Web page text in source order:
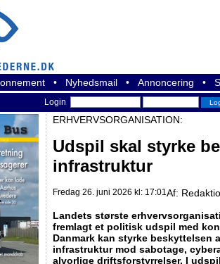
• Nyhedsmail • Annoncering •
Login
ERHVERVSORGANISATION:
Udspil skal styrke
infrastruktur
Fredag 26. juni 2026 kl: 17:01Af:
Landets største
fremlagt et politisk udspil med
Danmark kan styrke beskyttelsen
infrastruktur mod sabotage,
alvorlige driftsforstyrrelser. I